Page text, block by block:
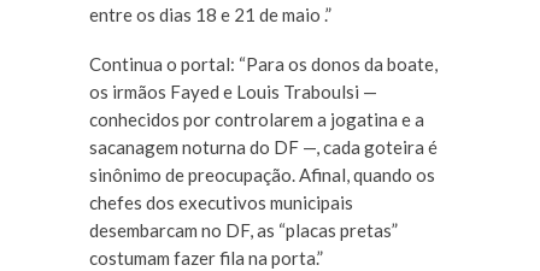
entre os dias 18 e 21 de maio .”
Continua o portal: “Para os donos da boate,
os irmãos Fayed e Louis Traboulsi —
conhecidos por controlarem a jogatina e a
sacanagem noturna do DF —, cada goteira é
sinônimo de preocupação. Afinal, quando os
chefes dos executivos municipais
desembarcam no DF, as “placas pretas”
costumam fazer fila na porta.”